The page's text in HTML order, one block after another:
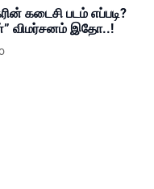
கடைசி படம் எப்படி?
விமர்சனம் இதோ..!